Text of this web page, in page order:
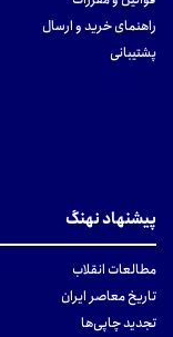
راهنمای خرید و ارسال
پشتیبانی
پیشنهاد نهنگ
مطالعات انقلاب
تاریخ معاصر ایران
تجدید چاپی‌ها